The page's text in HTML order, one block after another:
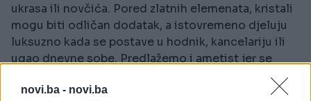
novi.ba - novi.ba
ukrasa ili novčića. Pored zlatnih elemenata, kristali
mogu biti odličan dodatak, a istovremeno djeluju
luksuzno kada se postave u hodnik, kancelariju ili
ugao dnevne sobe. Predlažemo i ametist jer se